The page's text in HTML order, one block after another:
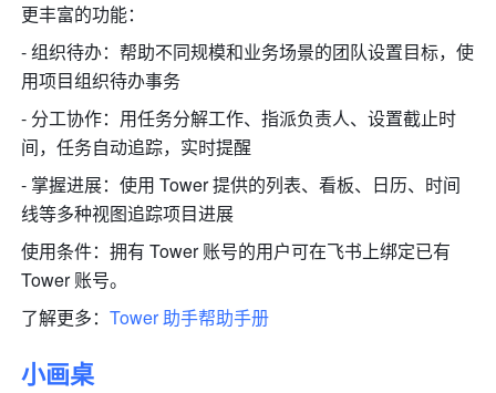
更丰富的功能：
- 组织待办：帮助不同规模和业务场景的团队设置目标，使
用项目组织待办事务
- 分工协作：用任务分解工作、指派负责人、设置截止时
间，任务自动追踪，实时提醒
- 掌握进展：使用 Tower 提供的列表、看板、日历、时间
线等多种视图追踪项目进展
使用条件：拥有 Tower 账号的用户可在飞书上绑定已有
Tower 账号。
了解更多：Tower 助手帮助手册
小画桌